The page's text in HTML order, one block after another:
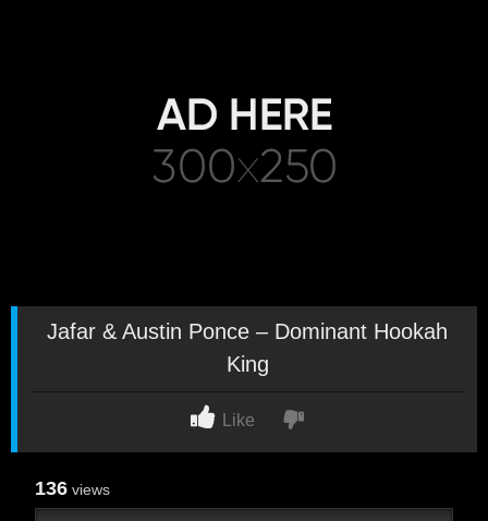
Jafar & Austin Ponce – Dominant Hookah
King
Like
136 views